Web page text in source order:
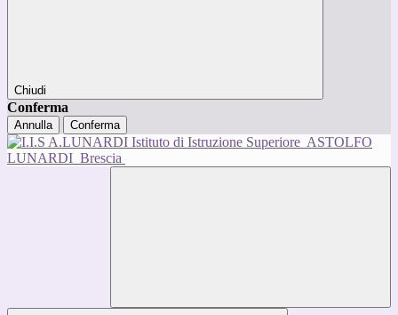
Chiudi
Conferma
Annulla Conferma
Istituto di Istruzione Superiore ASTOLFO
LUNARDI Brescia